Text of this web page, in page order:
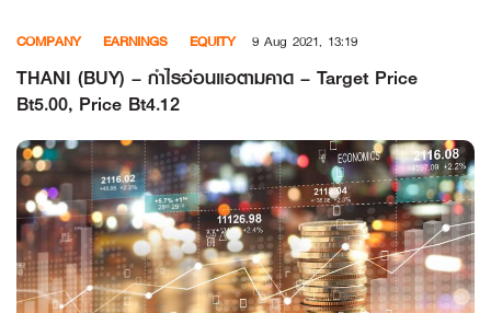
content
COMPANY EARNINGS EQUITY 9 Aug 2021, 13:19
THANI (BUY) – กำไรอ่อนแอตามคาด – Target Price
Bt5.00, Price Bt4.12